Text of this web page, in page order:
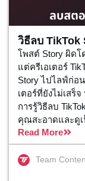
วิธีลบ TikTok
โพสต์ Story ผิด
แต่ครีเอเตอร์
Story ไปไลฟ์ก่อ
เตอร์ที่ยังไม่เสร็
การรู้วิธีลบ
คุณสะอาดและดู
Read More
Team